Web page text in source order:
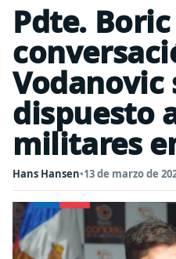
Pdte.
Vodanovic
dispuesto
militares
Hans Hansen•13 de marzo de